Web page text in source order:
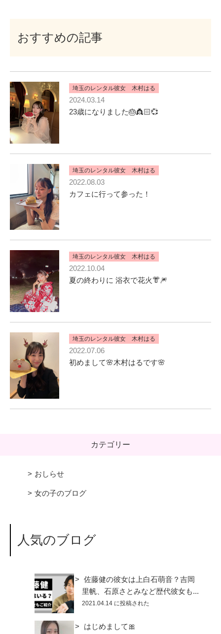
おすすめの記事
埼玉のレンタル彼女 木村はる
2024.03.14
23歳になりました🎂👸🏻💞
埼玉のレンタル彼女 木村はる
2022.08.03
カフェに行って参った！
埼玉のレンタル彼女 木村はる
2022.10.04
夏の終わりに 浴衣で花火👘🎆
埼玉のレンタル彼女 木村はる
2022.07.06
初めまして🌸木村はるです🌸
カテゴリー
おしらせ
女の子のブログ
人気のブログ
佐藤健の彼女は上白石萌音？吉岡
里帆、石原さとみなど歴代彼女も...
2021.04.14 に投稿された
はじめまして🎀